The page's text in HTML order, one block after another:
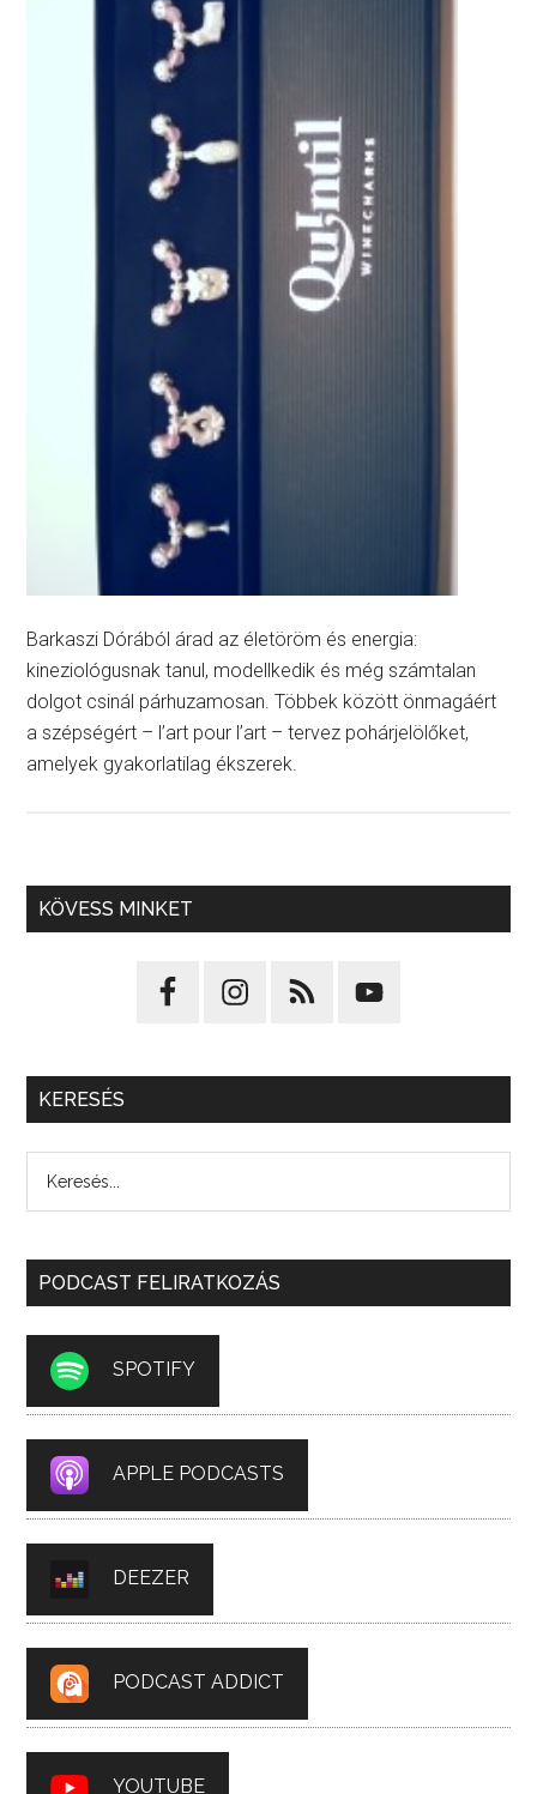
Barkaszi Dórából árad az életöröm és energia:
kineziológusnak tanul, modellkedik és még számtalan
dolgot csinál párhuzamosan. Többek között önmagáért
a szépségért – l’art pour l’art – tervez pohárjelölőket,
amelyek gyakorlatilag ékszerek.
KÖVESS MINKET
KERESÉS
PODCAST FELIRATKOZÁS
SPOTIFY
APPLE PODCASTS
DEEZER
PODCAST ADDICT
YOUTUBE